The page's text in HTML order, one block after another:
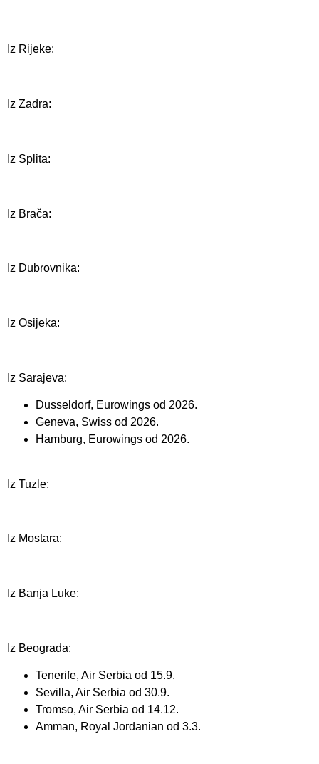
Iz Rijeke:
Iz Zadra:
Iz Splita:
Iz Brača:
Iz Dubrovnika:
Iz Osijeka:
Iz Sarajeva:
Dusseldorf, Eurowings od 2026.
Geneva, Swiss od 2026.
Hamburg, Eurowings od 2026.
Iz Tuzle:
Iz Mostara:
Iz Banja Luke:
Iz Beograda:
Tenerife, Air Serbia od 15.9.
Sevilla, Air Serbia od 30.9.
Tromso, Air Serbia od 14.12.
Amman, Royal Jordanian od 3.3.